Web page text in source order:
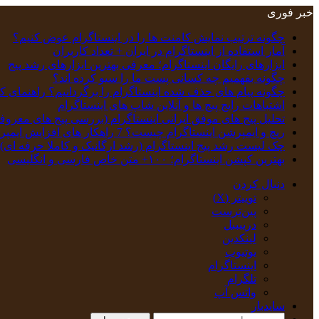
خبر فوری
چگونه ترتیب نمایش کامنت‌ ها را در اینستاگرام عوض کنیم؟
آمار استفاده از اینستاگرام در ایران + تعداد کاربران
ابزارهای رایگان اینستاگرام؛ معرفی بهترین ابزارهای رشد پیج
چگونه بفهمیم چه کسانی پست ما را سیو کرده اند؟
چگونه پیام‌ های حذف‌ شده اینستاگرام را برگردانیم؟ راهنمای
اشتباهات رایج پیج ها و آنلاین شاپ های اینستاگرام
تحلیل پیج‌ های موفق ایرانی اینستاگرام (بررسی پیج های
ریچ و ایمپرشن اینستاگرام چیست؟ 7 راهکار های افزایش ایمپرشن
چک‌ لیست رشد پیج اینستاگرام (رشد ارگانیک و کاملا حرفه ای)
بهترین کپشن‌ اینستاگرام؛ ۱۰۰+ متن خاص فارسی و انگلیسی
دنبال کردن
توییتر (X)
‫پین‌ترست
دریبببل
لینکدین
یوتیوب
اینستاگرام
تلگرام
واتس آپ
سایدبار